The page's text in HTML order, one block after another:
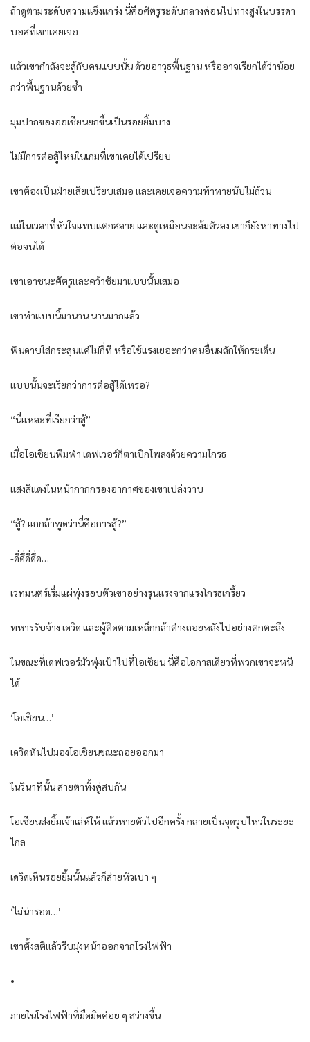
ถ้าดูตามระดับความแข็งแกร่ง นี่คือศัตรูระดับกลางค่อนไปทางสูงในบรรดา
บอสที่เขาเคยเจอ
แล้วเขากำลังจะสู้กับคนแบบนั้น ด้วยอาวุธพื้นฐาน หรืออาจเรียกได้ว่าน้อย
กว่าพื้นฐานด้วยซ้ำ
มุมปากของออเชียนยกขึ้นเป็นรอยยิ้มบาง
ไม่มีการต่อสู้ไหนในเกมที่เขาเคยได้เปรียบ
เขาต้องเป็นฝ่ายเสียเปรียบเสมอ และเคยเจอความท้าทายนับไม่ถ้วน
แม้ในเวลาที่หัวใจแทบแตกสลาย และดูเหมือนจะล้มตัวลง เขาก็ยังหาทางไป
ต่อจนได้
เขาเอาชนะศัตรูและคว้าชัยมาแบบนั้นเสมอ
เขาทำแบบนี้มานาน นานมากแล้ว
ฟันดาบใส่กระสุนแค่ไม่กี่ที หรือใช้แรงเยอะกว่าคนอื่นผลักให้กระเด็น
แบบนั้นจะเรียกว่าการต่อสู้ได้เหรอ?
“นี่แหละที่เรียกว่าสู้”
เมื่อโอเชียนพึมพำ เดฟเวอร์ก็ตาเบิกโพลงด้วยความโกรธ
แสงสีแดงในหน้ากากกรองอากาศของเขาเปล่งวาบ
“สู้? แกกล้าพูดว่านี่คือการสู้?”
-ดึ่ดึ่ดึ่ดึ่ด…
เวทมนตร์เริ่มแผ่พุ่งรอบตัวเขาอย่างรุนแรงจากแรงโกรธเกรี้ยว
ทหารรับจ้าง เดวิด และผู้ติดตามเหล็กกล้าต่างถอยหลังไปอย่างตกตะลึง
ในขณะที่เดฟเวอร์มัวพุ่งเป้าไปที่โอเชียน นี่คือโอกาสเดียวที่พวกเขาจะหนี
ได้
‘โอเชียน…’
เดวิดหันไปมองโอเชียนขณะถอยออกมา
ในวินาทีนั้น สายตาทั้งคู่สบกัน
โอเชียนส่งยิ้มเจ้าเล่ห์ให้ แล้วหายตัวไปอีกครั้ง กลายเป็นจุดวูบไหวในระยะ
ไกล
เดวิดเห็นรอยยิ้มนั้นแล้วก็ส่ายหัวเบา ๆ
‘ไม่น่ารอด…’
เขาตั้งสติแล้วรีบมุ่งหน้าออกจากโรงไฟฟ้า
•
ภายในโรงไฟฟ้าที่มืดมิดค่อย ๆ สว่างขึ้น